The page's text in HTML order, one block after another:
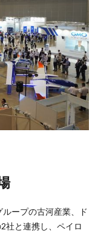
ープの古河産業、ド
社と連携し、ペイロ